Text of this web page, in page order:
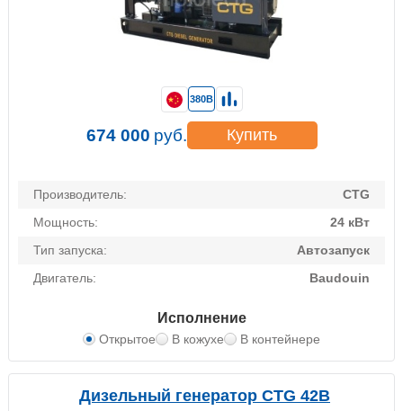
Производитель:
CTG
Мощность:
24 кВт
Тип запуска:
Автозапуск
Двигатель:
Baudouin
Исполнение
Открытое В кожухе В контейнере
380В
674 000 руб. Купить
Дизельный генератор CTG 42B